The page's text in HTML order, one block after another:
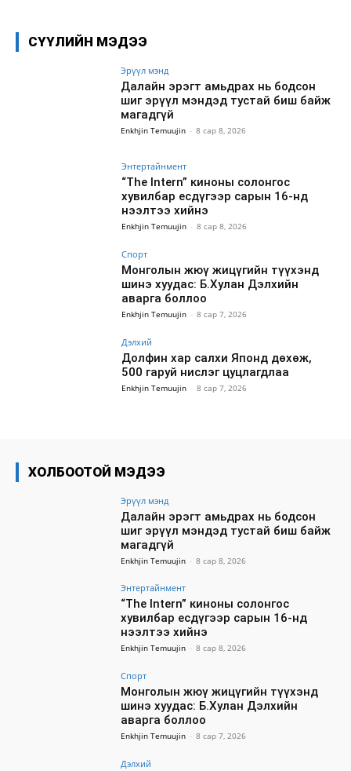
СҮҮЛИЙН МЭДЭЭ
Эрүүл мэнд
Далайн эрэгт амьдрах нь бодсон
шиг эрүүл мэндэд тустай биш байж
магадгүй
Enkhjin Temuujin - 8 сар 8, 2026
Энтертайнмент
“The Intern” киноны солонгос
хувилбар есдүгээр сарын 16-нд
нээлтээ хийнэ
Enkhjin Temuujin - 8 сар 8, 2026
Спорт
Монголын жюү жицүгийн түүхэнд
шинэ хуудас: Б.Хулан Дэлхийн
аварга боллоо
Enkhjin Temuujin - 8 сар 7, 2026
Дэлхий
Долфин хар салхи Японд дөхөж,
500 гаруй нислэг цуцлагдлаа
Enkhjin Temuujin - 8 сар 7, 2026
ХОЛБООТОЙ МЭДЭЭ
Эрүүл мэнд
Далайн эрэгт амьдрах нь бодсон
шиг эрүүл мэндэд тустай биш байж
магадгүй
Enkhjin Temuujin - 8 сар 8, 2026
Энтертайнмент
“The Intern” киноны солонгос
хувилбар есдүгээр сарын 16-нд
нээлтээ хийнэ
Enkhjin Temuujin - 8 сар 8, 2026
Спорт
Монголын жюү жицүгийн түүхэнд
шинэ хуудас: Б.Хулан Дэлхийн
аварга боллоо
Enkhjin Temuujin - 8 сар 7, 2026
Дэлхий